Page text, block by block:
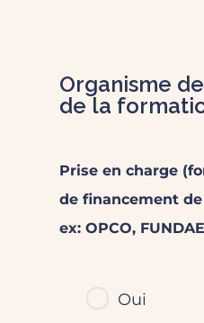
Organisme
de la
Prise en charge
de financement
ex: OPCO,
Oui